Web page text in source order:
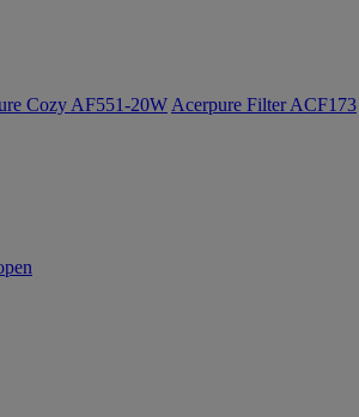
Cozy AF551-20W Acerpure Filter ACF173